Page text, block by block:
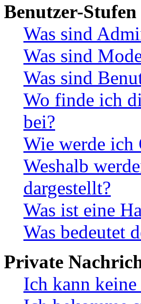
Benutzer-
Was sind
Was sind
Was sind
Wo finde ich
bei?
Wie werde ich
Weshalb
dargestellt?
Was ist eine
Was bedeutet
Private
Ich kann